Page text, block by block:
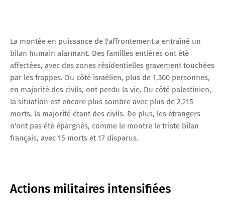
La montée en puissance de l'affrontement a entraîné un
bilan humain alarmant. Des familles entières ont été
affectées, avec des zones résidentielles gravement touchées
par les frappes. Du côté israélien, plus de 1,300 personnes,
en majorité des civils, ont perdu la vie. Du côté palestinien,
la situation est encore plus sombre avec plus de 2,215
morts, la majorité étant des civils. De plus, les étrangers
n'ont pas été épargnés, comme le montre le triste bilan
français, avec 15 morts et 17 disparus.
Actions militaires intensifiées